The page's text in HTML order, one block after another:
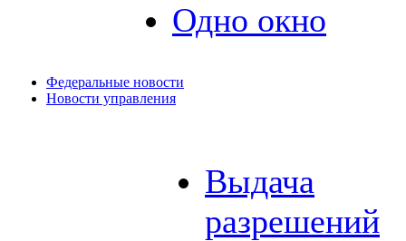
Одно окно
Федеральные новости
Новости управления
Выдача
разрешений